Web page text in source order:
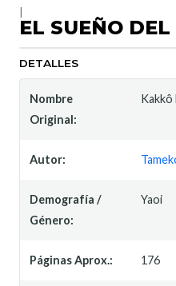
EL SUEÑO DEL
DETALLES
Nombre
Original:
Kakkô
Autor:
Demografía /
Género:
Yaoi
Páginas Aprox.: 176